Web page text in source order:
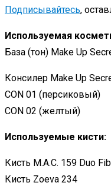
Подписывайтесь,
Используемая
База (тон) Make Up
Консилер Make Up
CON 01 (персиковый)
CON 02 (желтый)
Используемые кисти:
Кисть M.A.C. 159 Duo
Кисть Zoeva 234